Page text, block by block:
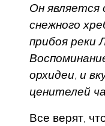
Он является
снежного
прибоя реки
орхидеи, и
ценителей
Все верят,